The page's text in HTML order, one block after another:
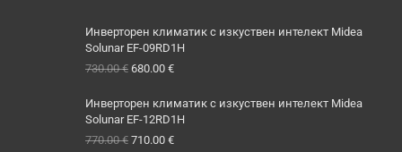
Инверторен климатик с изкуствен интелект Midea
Solunar EF-09RD1H
730.00€ Original
was:
730.00 €.
680.00 €Текущата
е:
680.00 €.
Инверторен климатик с изкуствен интелект Midea
Solunar EF-12RD1H
770.00€ Original
710.00 €Текущата